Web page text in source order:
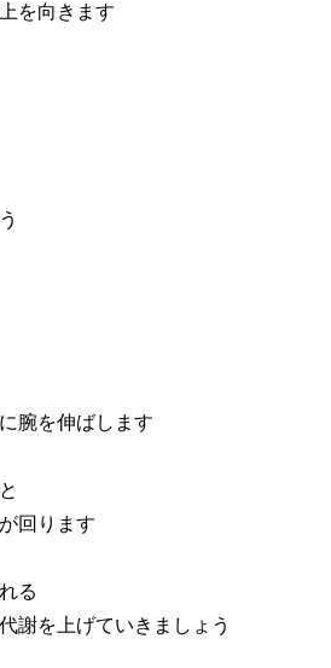
を向きます
腕を伸ばします
回ります
る
謝を上げていきましょう